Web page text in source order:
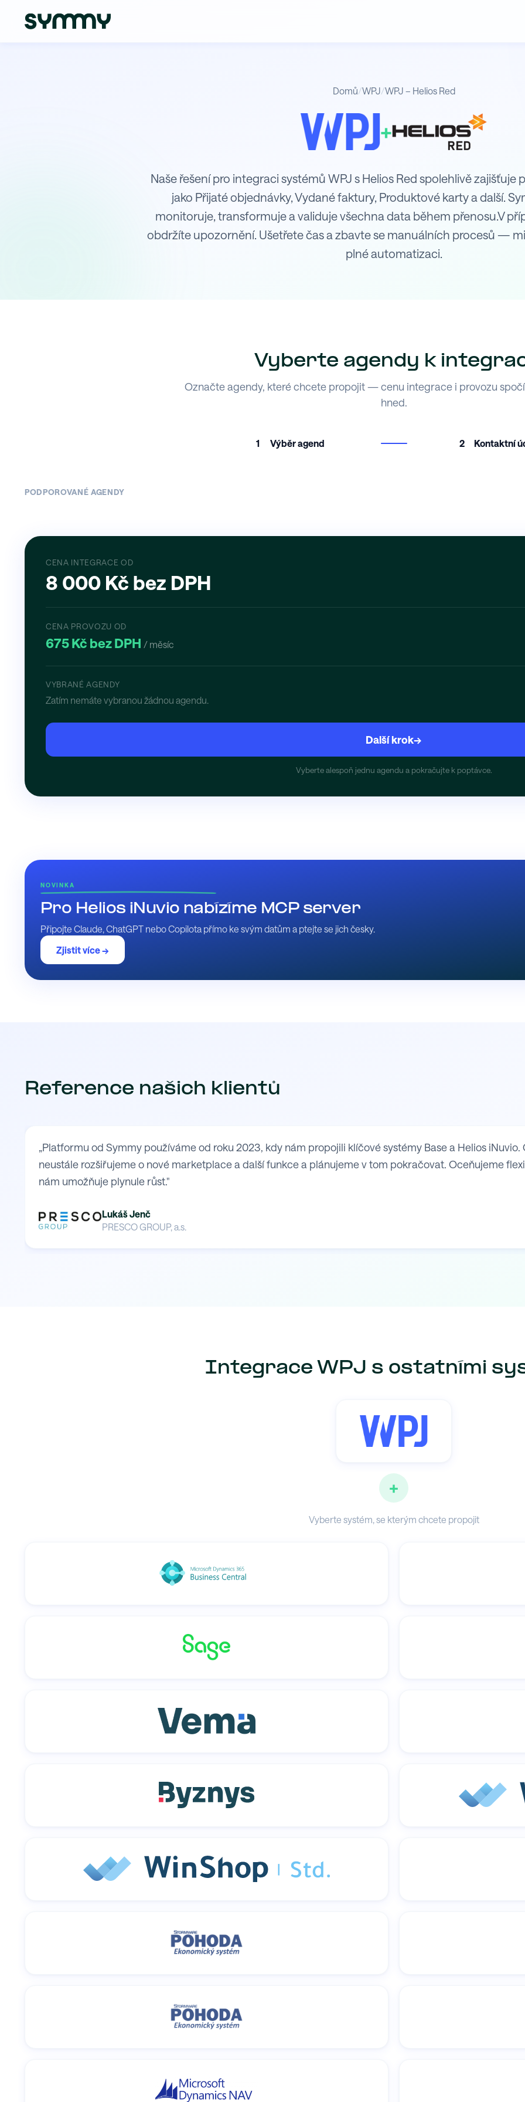
Domů/WPJ/WPJ – Helios Red
+
Integrace WPJ s Helios RedNaše řešení pro integraci systémů WPJ s Helios Red spolehlivě zajišťuje
jako Přijaté objednávky, Vydané faktury, Produktové karty a další.
monitoruje, transformuje a validuje všechna data během přenosu.V
obdržíte upozornění. Ušetřete čas a zbavte se manuálních procesů —
plné automatizaci.
Vyberte agendy k
Označte agendy, které chcete propojit — cenu integrace i provozu
hned.
1 Výběr agend 2 Kontaktní
PODPOROVANÉ AGENDY
CENA INTEGRACE OD
8 000 Kč bez DPH
CENA PROVOZU OD
675 Kč bez DPH / měsíc
VYBRANÉ AGENDY
Zatím nemáte vybranou žádnou agendu.
Další krok→
Vyberte alespoň jednu agendu a pokračujte k poptávce.
NOVINKA
Pro Helios iNuvio nabízíme MCP server
Připojte Claude, ChatGPT nebo Copilota přímo ke svým datům a ptejte se jich česky.
Zjistit více →
Reference našich klientů
„Platformu od Symmy používáme od roku 2023, kdy nám propojili klíčové systémy Base a Helios
neustále rozšiřujeme o nové marketplace a další funkce a plánujeme v tom pokračovat. Oceňujeme
nám umožňuje plynule růst."
Lukáš Jenč
PRESCO GROUP, a.s.
Integrace WPJ s ostatními
+
Vyberte systém, se kterým chcete propojit